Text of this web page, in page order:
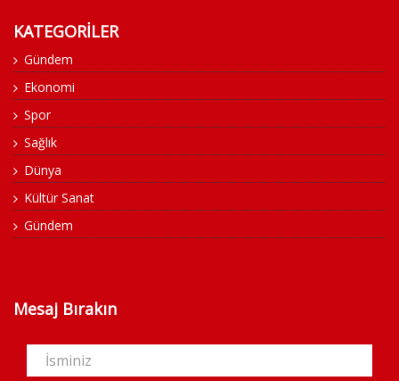
KATEGORİLER
Gündem
Ekonomi
Spor
Sağlık
Dünya
Kültür Sanat
Gündem
Mesaj Bırakın